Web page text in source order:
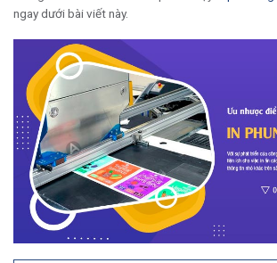
ngay dưới bài viết này.